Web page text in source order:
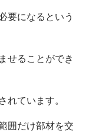
要になるという
せることができ
れています。
囲だけ部材を交